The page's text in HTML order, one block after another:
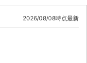
2026/08/08時点最新